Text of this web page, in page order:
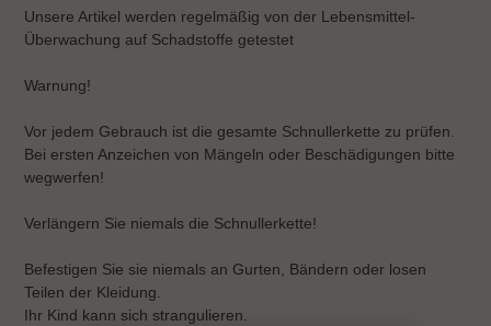
Unsere Artikel werden regelmäßig von der Lebensmittel-
Überwachung auf Schadstoffe getestet
Warnung!
Vor jedem Gebrauch ist die gesamte Schnullerkette zu prüfen.
Bei ersten Anzeichen von Mängeln oder Beschädigungen bitte
wegwerfen!
Verlängern Sie niemals die Schnullerkette!
Befestigen Sie sie niemals an Gurten, Bändern oder losen
Teilen der Kleidung.
Ihr Kind kann sich strangulieren.